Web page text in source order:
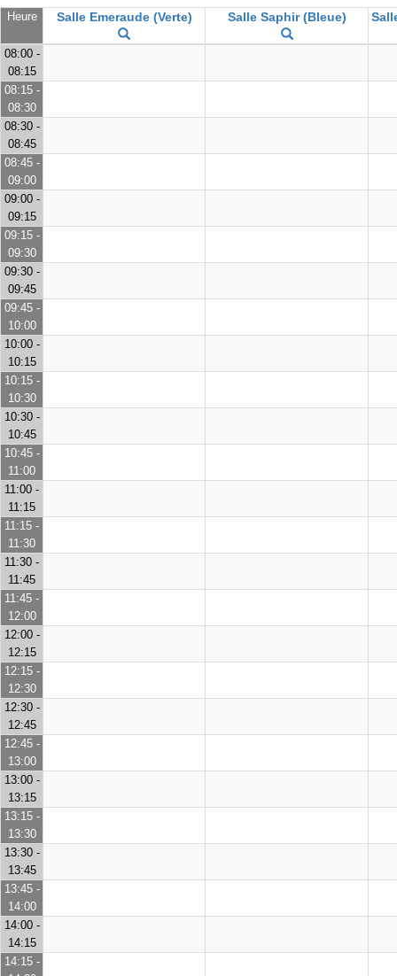
Heure Salle Emeraude (Verte) Salle Saphir (Bleue)
08:00 -
08:15
08:15 -
08:30
08:30 -
08:45
08:45 -
09:00
09:00 -
09:15
09:15 -
09:30
09:30 -
09:45
09:45 -
10:00
10:00 -
10:15
10:15 -
10:30
10:30 -
10:45
10:45 -
11:00
11:00 -
11:15
11:15 -
11:30
11:30 -
11:45
11:45 -
12:00
12:00 -
12:15
12:15 -
12:30
12:30 -
12:45
12:45 -
13:00
13:00 -
13:15
13:15 -
13:30
13:30 -
13:45
13:45 -
14:00
14:00 -
14:15
14:15 -